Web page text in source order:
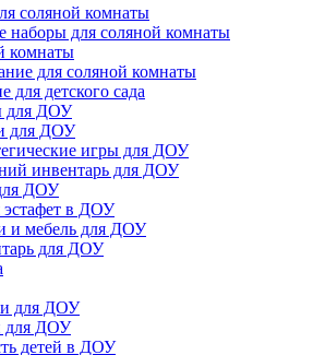
соляной комнаты
для соляной комнаты
комнаты
для соляной комнаты
для детского сада
для ДОУ
для ДОУ
игры для ДОУ
инвентарь для ДОУ
ДОУ
в ДОУ
и мебель для ДОУ
для ДОУ
для ДОУ
для ДОУ
детей в ДОУ